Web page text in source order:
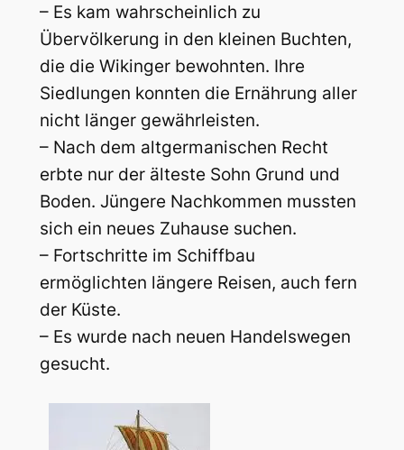
– Es kam wahrscheinlich zu
Übervölkerung in den kleinen Buchten,
die die Wikinger bewohnten. Ihre
Siedlungen konnten die Ernährung aller
nicht länger gewährleisten.
– Nach dem altgermanischen Recht
erbte nur der älteste Sohn Grund und
Boden. Jüngere Nachkommen mussten
sich ein neues Zuhause suchen.
– Fortschritte im Schiffbau
ermöglichten längere Reisen, auch fern
der Küste.
– Es wurde nach neuen Handelswegen
gesucht.